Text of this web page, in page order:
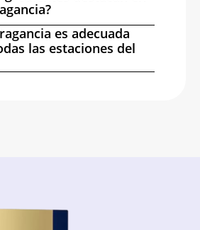
es adecuada
las estaciones del